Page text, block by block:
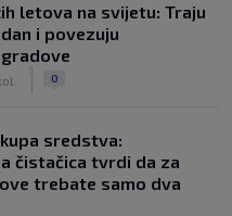
letova na svijetu: Traju
i povezuju
0
sredstva:
čistačica tvrdi da za
trebate samo dva